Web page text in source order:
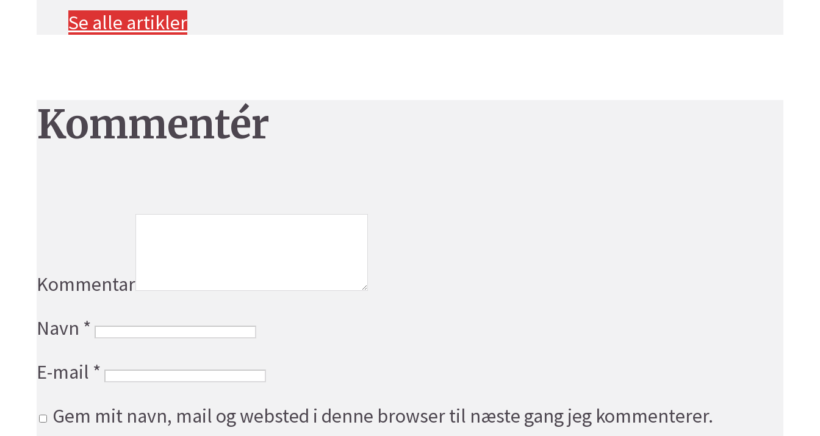
Se alle artikler
Kommentér
Kommentar
Navn *
E-mail *
Gem mit navn, mail og websted i denne browser til næste gang jeg kommenterer.